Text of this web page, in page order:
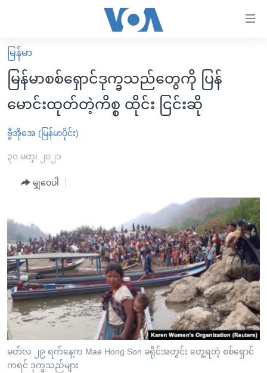
လွယ်ကူ
စေ
များ
ပင်မ
ကြည့်
ရန်
ပင်မ
အ
ညွန်း
စာမျက်နှာ
သို့
ကျော်
ကြည့်
ရန်
မူလစာမျက်နှာ
မြန်မာ
ကမ္ဘာ့သတင်းများ
နိုင်ငံတကာ
အစ္စရေး-ပါလက်စတိုင်း
ဗွီဒီယို
အင်္ဂလိပ်စာလေ့လာမယ်
မကြေးမုံရဲ့ အင်္ဂလိပ်စာ
ရုပ်ရှင်ထဲက အင်္ဂလိပ်စာ
သုတပဒေသာ အင်္ဂလိပ်စာ
ရေဒီယို
တီဗွီ
ရေဒီယိုနှင့်ရုပ်သံ အချက်အလက်များ
ရေဒီယို/တီဗွီအစီအစဉ်
Learning English
ဗွီအိုအေ လူမှုကွန်ယက်များ
မြန်မာ
မြန်မာစစ်ရှောင်ဒုက္ခသည်တွေကို ပြန်
မောင်းထုတ်တဲ့ကိစ္စ ထိုင်း ငြင်းဆို
ဗွီအိုအေ (မြန်မာပိုင်း)
၃၀ မတ္၊ ၂၀၂၁
မျှဝေပါ
မတ်လ ၂၉ ရက်နေ့က Mae Hong Son ခရိုင်အတွင်း တွေ့ရတဲ့ စစ်ရှောင်
ကရင် ဒုက္ခသည်များ